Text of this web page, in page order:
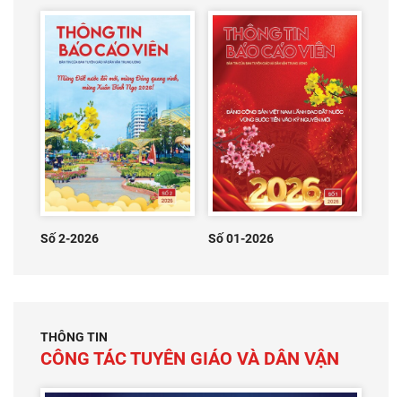
Số 2-2026 Số 01-2026
THÔNG TIN
CÔNG TÁC TUYÊN GIÁO VÀ DÂN VẬN